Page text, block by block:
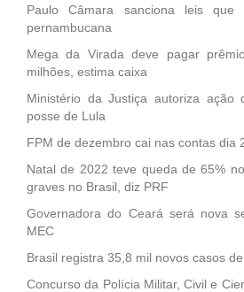
Paulo Câmara sanciona leis que
pernambucana
Mega da Virada deve pagar
milhões, estima caixa
Ministério da Justiça autoriza ação
posse de Lula
FPM de dezembro cai nas contas dia
Natal de 2022 teve queda de 65%
graves no Brasil, diz PRF
Governadora do Ceará será nova
MEC
Brasil registra 35,8 mil novos casos
Concurso da Polícia Militar, Civil e